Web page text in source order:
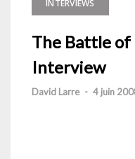
INTERVIEWS
The Battle of
Interview
David Larre - 4 juin